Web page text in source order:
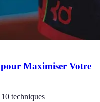
pour Maximiser Votre
techniques